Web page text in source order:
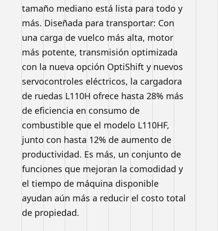
tamaño mediano está lista para todo y
más. Diseñada para transportar: Con
una carga de vuelco más alta, motor
más potente, transmisión optimizada
con la nueva opción OptiShift y nuevos
servocontroles eléctricos, la cargadora
de ruedas L110H ofrece hasta 28% más
de eficiencia en consumo de
combustible que el modelo L110HF,
junto con hasta 12% de aumento de
productividad. Es más, un conjunto de
funciones que mejoran la comodidad y
el tiempo de máquina disponible
ayudan aún más a reducir el costo total
de propiedad.